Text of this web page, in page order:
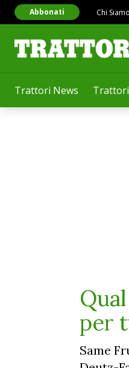
Trattori News Trattori
Abbonati Chi Siamo
per
Same